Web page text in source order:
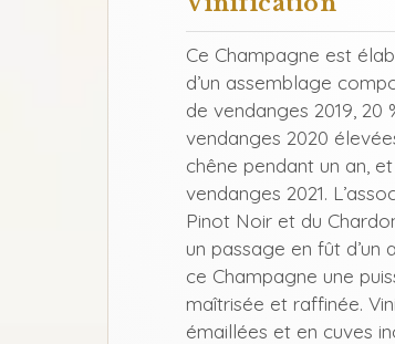
Ce Champagne est
d’un assemblage
de vendanges 2019, 20
vendanges 2020
chêne pendant un an,
vendanges 2021.
Pinot Noir et du
un passage en fût d’un
ce Champagne une
maîtrisée et raffinée.
émaillées et en cuves